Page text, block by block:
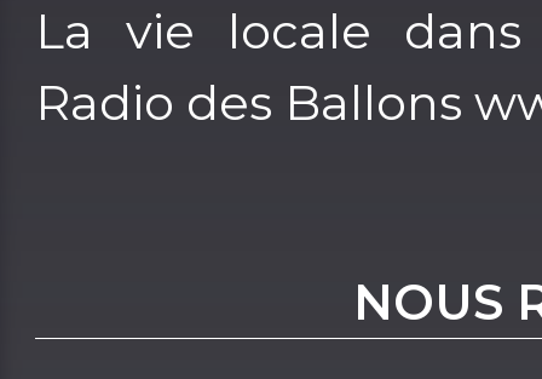
La vie locale dans
Radio des Ballons
NOUS